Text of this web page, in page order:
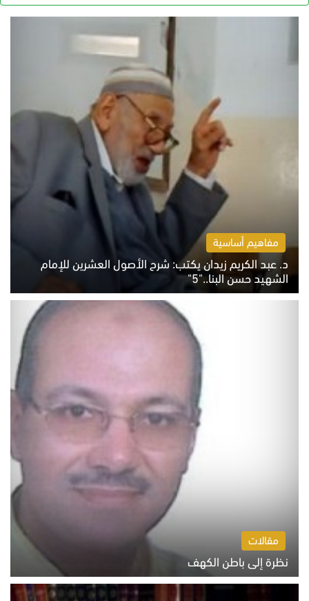
مفاهيم أساسية
د. عبد الكريم زيدان يكتب: شرح الأصول العشرين للإمام
الشهيد حسن البنا.."5"
السبت 8 أغسطس 2026 10:46 ص
مقالات
نظرة إلى باطن الكهف
السبت 8 أغسطس 2026 11:04 ص